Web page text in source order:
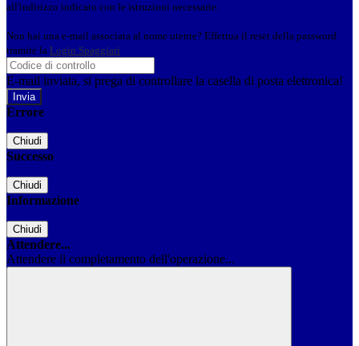
all'indirizzo indicato con le istruzioni necessarie.
Non hai una e-mail associata al nome utente? Effettua il reset della password
tramite la Login Spaggiari
E-mail inviata, si prega di controllare la casella di posta elettronica!
Errore
Chiudi
Successo
Chiudi
Informazione
Chiudi
Attendere...
Attendere il completamento dell'operazione...